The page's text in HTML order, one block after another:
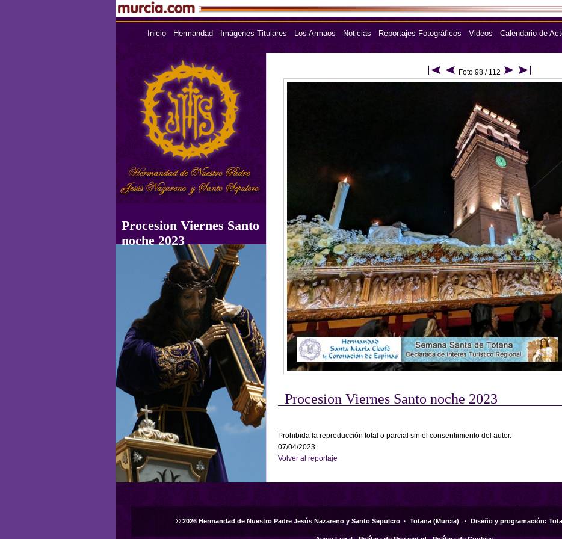
Inicio Hermandad Imágenes Titulares Los Armaos Noticias Reportajes Fotográficos Videos Calendario de
Procesion Viernes Santo
noche 2023
Foto 98 / 112
Procesion Viernes Santo noche 2023
Prohibida la reproducción total o parcial sin el consentimiento del autor.
07/04/2023
Volver al reportaje
© 2026 Hermandad de Nuestro Padre Jesús Nazareno y Santo Sepulcro · Totana (Murcia) · Diseño y programación: